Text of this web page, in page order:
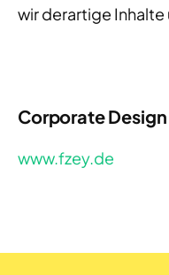
wir derartige
Corporate
www.fzey.de